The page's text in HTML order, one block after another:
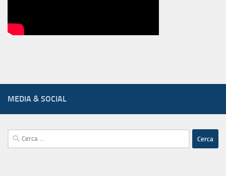
MEDIA & SOCIAL
Ricerca
per: